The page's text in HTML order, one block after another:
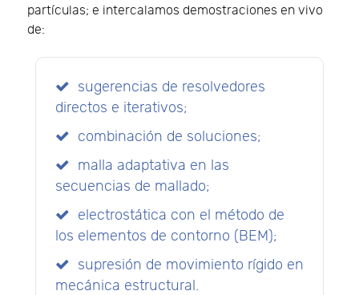
partículas; e intercalamos demostraciones en vivo
de:
sugerencias de resolvedores
directos e iterativos;
combinación de soluciones;
malla adaptativa en las
secuencias de mallado;
electrostática con el método de
los elementos de contorno (BEM);
supresión de movimiento rígido en
mecánica estructural.